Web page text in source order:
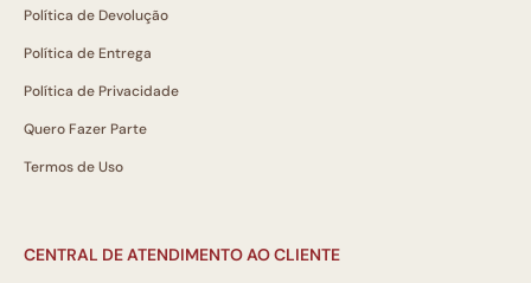
Política de Devolução
Política de Entrega
Política de Privacidade
Quero Fazer Parte
Termos de Uso
CENTRAL DE ATENDIMENTO AO CLIENTE